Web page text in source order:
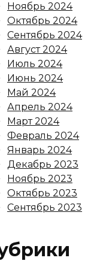
Ноябрь 2024
Октябрь 2024
Сентябрь 2024
Август 2024
Июль 2024
Июнь 2024
Май 2024
Апрель 2024
Март 2024
Февраль 2024
Январь 2024
Декабрь 2023
Ноябрь 2023
Октябрь 2023
Сентябрь 2023